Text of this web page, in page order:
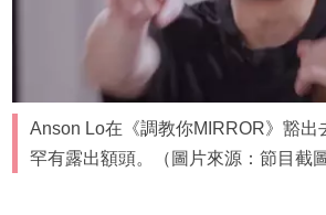
Anson Lo在《調教你MIRROR》豁出
罕有露出額頭。（圖片來源：節目截圖